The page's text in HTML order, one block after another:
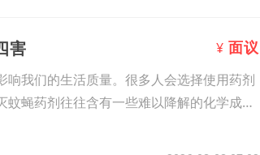
害 ¥ 面议
我们的生活质量。很多人会选择使用药剂
蝇药剂往往含有一些难以降解的化学成